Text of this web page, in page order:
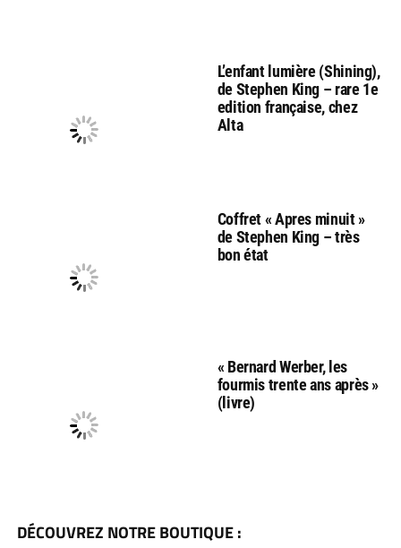
L’enfant lumière (Shining),
de Stephen King – rare 1e
edition française, chez
Alta
Coffret « Apres minuit »
de Stephen King – très
bon état
« Bernard Werber, les
fourmis trente ans après »
(livre)
DÉCOUVREZ NOTRE BOUTIQUE :